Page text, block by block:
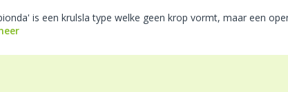
is een krulsla type welke geen krop vormt, maar een